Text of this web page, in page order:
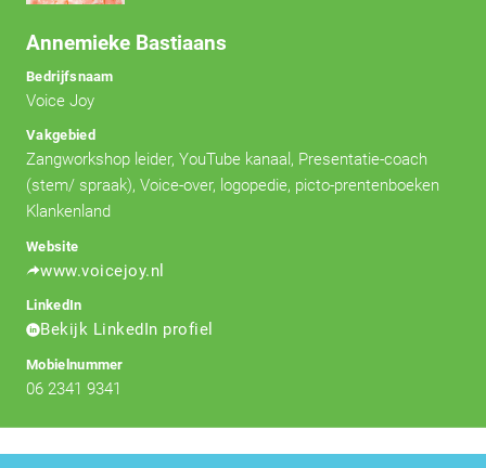
Annemieke Bastiaans
Bedrijfsnaam
Voice Joy
Vakgebied
Zangworkshop leider, YouTube kanaal, Presentatie-coach
(stem/ spraak), Voice-over, logopedie, picto-prentenboeken
Klankenland
Website
www.voicejoy.nl
LinkedIn
Bekijk LinkedIn profiel
Mobielnummer
06 2341 9341